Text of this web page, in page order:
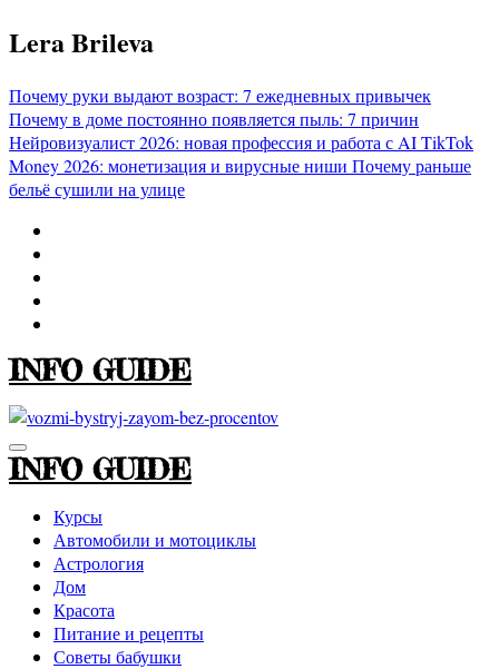
Перейти
к
Lera Brileva
Почему руки выдают возраст: 7 ежедневных привычек
Почему в доме постоянно появляется пыль: 7 причин
Нейровизуалист 2026: новая профессия и работа с AITikTok
Money 2026: монетизация и вирусные ниши Почему раньше
бельё сушили на улице
INFO GUIDE
INFO GUIDE
Курсы
Автомобили и мотоциклы
Астрология
Дом
Красота
Питание и рецепты
Советы бабушки